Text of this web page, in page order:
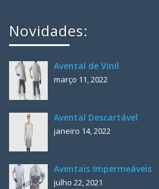
Novidades:
Avental de Vinil
março 11, 2022
Avental Descartável
janeiro 14, 2022
Aventais Impermeáveis
julho 22, 2021